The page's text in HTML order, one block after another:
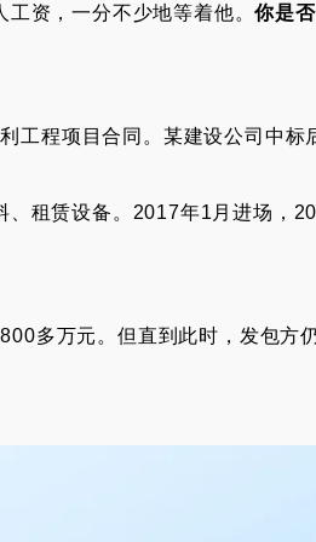
工资，一分不少地等着他。你是
工程项目合同。某建设公司中标
租赁设备。2017年1月进场，
多万元。但直到此时，发包方